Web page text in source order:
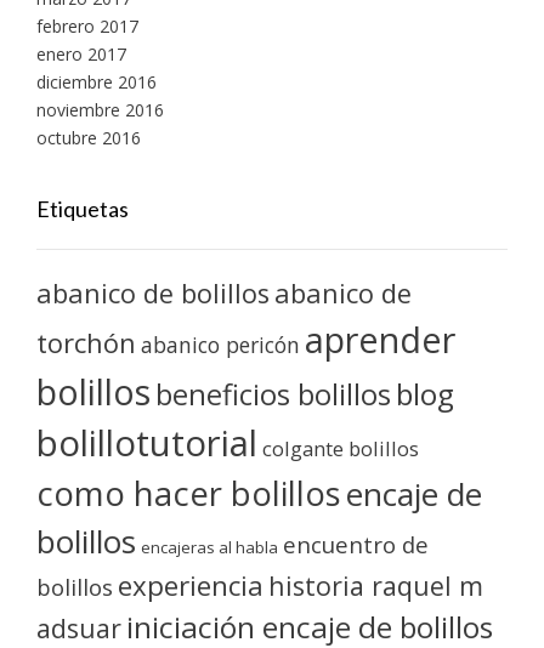
febrero 2017
enero 2017
diciembre 2016
noviembre 2016
octubre 2016
Etiquetas
abanico de bolillos abanico de
torchón abanico pericón aprender
bolillos beneficios bolillos blog
bolillotutorial colgante bolillos
como hacer bolillosencaje de
bolillos encajeras al habla encuentro de
bolillos experiencia historia raquel m
adsuar iniciación encaje de bolillos